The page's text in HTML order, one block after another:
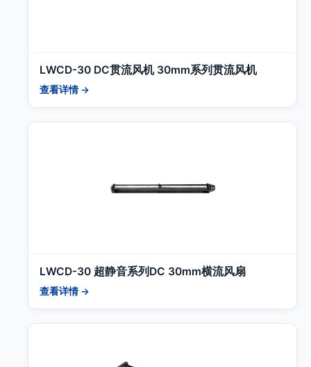
LWCD-30 DC贯流风机 30mm系列贯流风机
查看详情 →
LWCD-30 超静音系列DC 30mm横流风扇
查看详情 →